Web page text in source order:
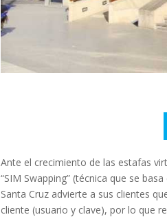
Ante el crecimiento de las estafas
“SIM Swapping” (técnica que se
Santa Cruz advierte a sus clientes
cliente (usuario y clave), por lo que